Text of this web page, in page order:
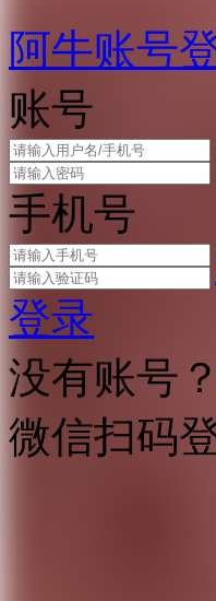
阿牛账号
账号
手机号
登录
没有账号？
微信扫码